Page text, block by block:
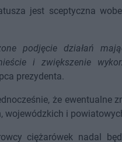
jest sceptyczna
podjęcie działań
i zwiększenie
prezydenta.
że ewentualne
wojewódzkich i
ciężarówek nadal